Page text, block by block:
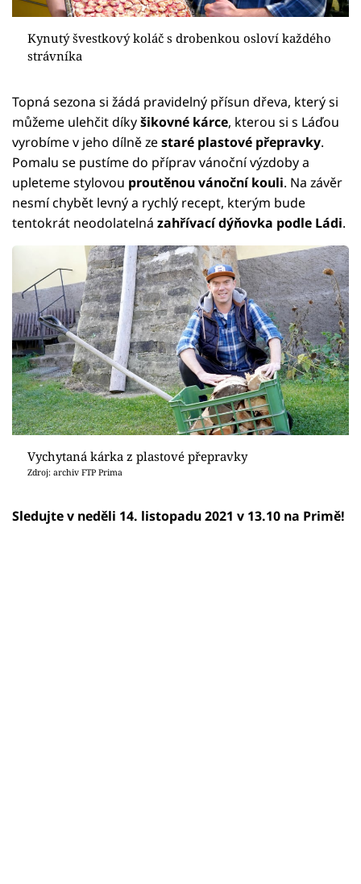
Kynutý švestkový koláč s drobenkou osloví každého
strávníka
Topná sezona si žádá pravidelný přísun dřeva, který si
můžeme ulehčit díkyšikovné kárce, kterou si s Láďou
vyrobíme v jeho dílně zestaré plastové přepravky.
Pomalu se pustíme do příprav vánoční výzdoby a
upleteme stylovou proutěnou vánoční kouli. Na závěr
nesmí chybět levný a rychlý recept, kterým bude
tentokrát neodolatelná zahřívací dýňovka podle Ládi.
Vychytaná kárka z plastové přepravky
Zdroj: archiv FTP Prima
Sledujte v neděli 14. listopadu 2021 v 13.10 na Primě!